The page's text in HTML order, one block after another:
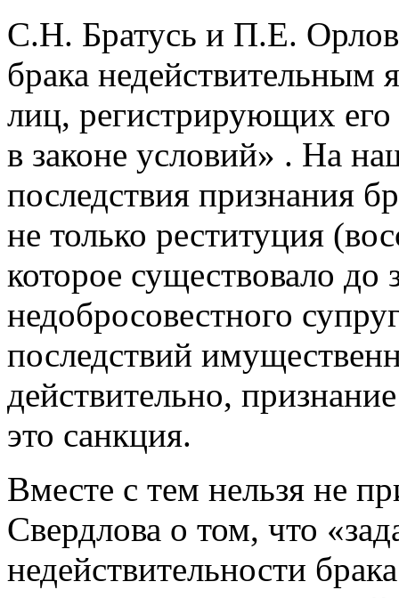
С.Н. Братусь и П.Е.
брака недействительным
лиц, регистрирующих
в законе условий» . На
последствия признания
не только реституция
которое существовало
недобросовестного
последствий
действительно,
это санкция.
Вместе с тем нельзя не
Свердлова о том, что
недействительности